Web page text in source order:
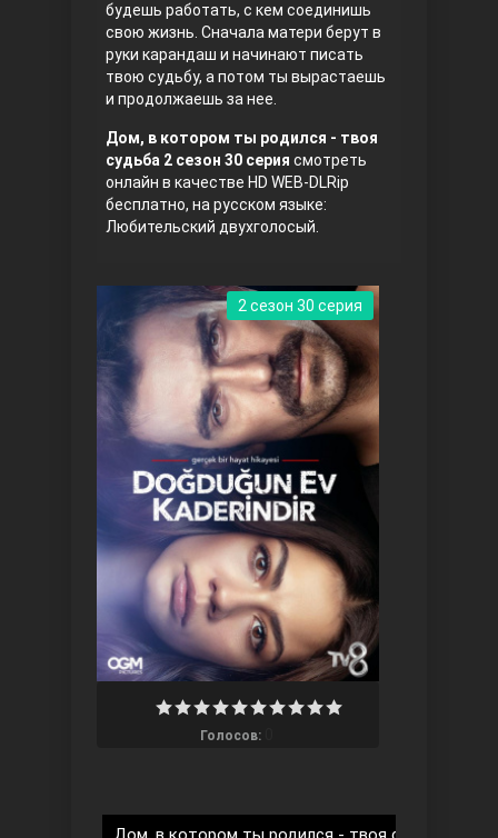
Правосyдие
Любовь напрокат
Воскресший Эртугрул
Три сестры
будешь работать, с кем соединишь
свою жизнь. Сначала матери берут в
руки карандаш и начинают писать
твою судьбу, а потом ты вырастаешь
и продолжаешь за нее.
Дом, в котором ты родился - твоя
судьба 2 сезон 30 серия смотреть
онлайн в качестве HD WEB-DLRip
бесплатно, на русском языке:
Любительский двухголосый.
Голосов:
2 сезон 30 серия